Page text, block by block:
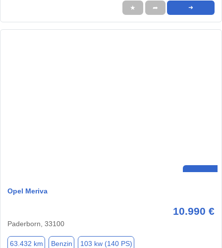
★ ➦ ➜
Opel Meriva
10.990 €
Paderborn, 33100
63.432 km Benzin 103 kw (140 PS)